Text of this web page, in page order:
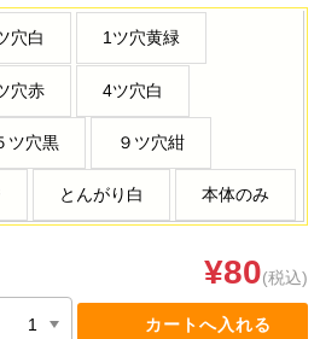
穴白 1ツ穴黄緑
穴赤 4ツ穴白
ツ穴黒 ９ツ穴紺
とんがり白 本体のみ
¥80(税込)